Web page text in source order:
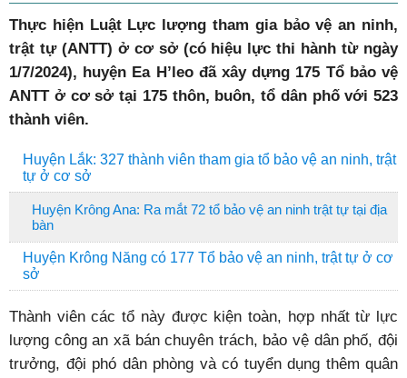
Thực hiện Luật Lực lượng tham gia bảo vệ an ninh,
trật tự (ANTT) ở cơ sở (có hiệu lực thi hành từ ngày
1/7/2024), huyện Ea H’leo đã xây dựng 175 Tổ bảo vệ
ANTT ở cơ sở tại 175 thôn, buôn, tổ dân phố với 523
thành viên.
Huyện Lắk: 327 thành viên tham gia tổ bảo vệ an ninh, trật
tự ở cơ sở
Huyện Krông Ana: Ra mắt 72 tổ bảo vệ an ninh trật tự tại địa
bàn
Huyện Krông Năng có 177 Tổ bảo vệ an ninh, trật tự ở cơ
sở
Thành viên các tổ này được kiện toàn, hợp nhất từ lực
lượng công an xã bán chuyên trách, bảo vệ dân phố, đội
trưởng, đội phó dân phòng và có tuyển dụng thêm quân